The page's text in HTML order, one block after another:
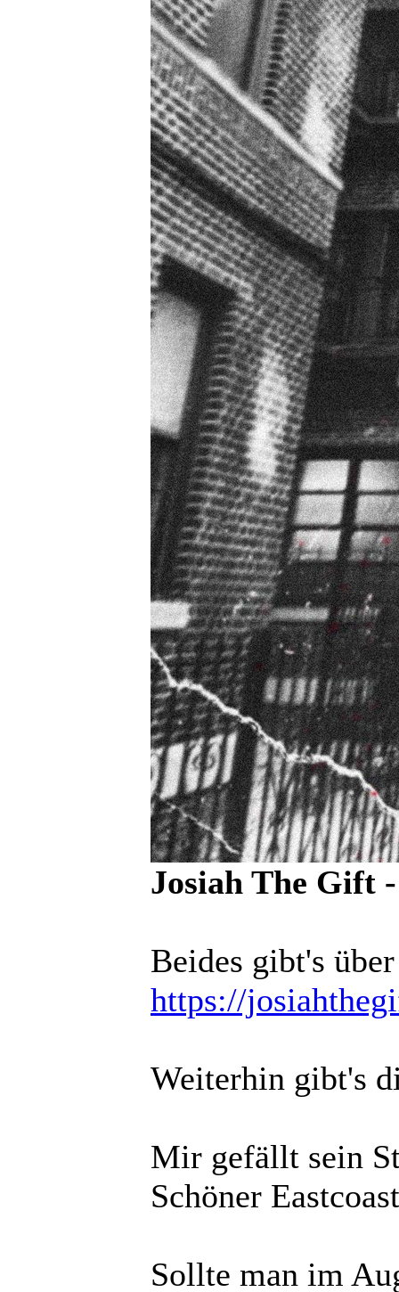
Josiah The Gift
Beides gibt's
https://
Weiterhin gibt's
Mir gefällt sein
Schöner
Sollte man im